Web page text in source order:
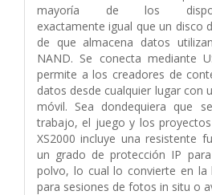
mayoría de los
exactamenteigual que un disco
de que almacena datos
NAND. Se conecta mediante
permite a los creadores de
datos desde cualquier lugar con
móvil. Sea dondequiera que
trabajo, el juegoy los
XS2000 incluye una resistente
un grado de protección IP
polvo, lo cual lo convierte en la
para sesiones de fotos in situ o